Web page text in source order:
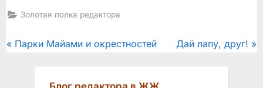
Золотая полка редактора
Post
P
Парки Майами и окрестностей
N
Дай лапу, друг!